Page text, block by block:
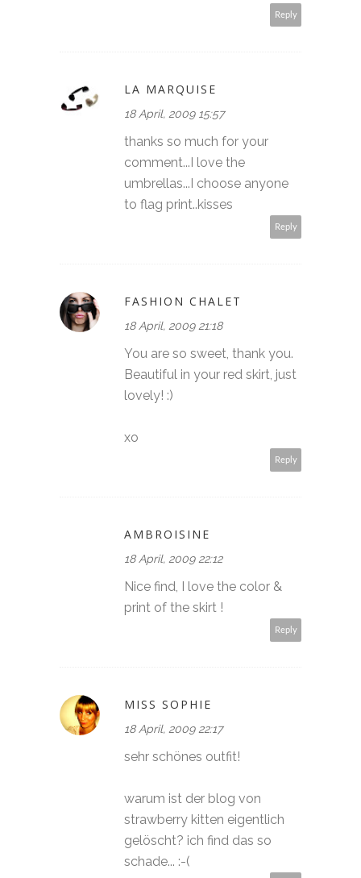
Reply
LA MARQUISE
18 April, 2009 15:57
thanks so much for your
comment...I love the
umbrellas...I choose anyone
to flag print..kisses
Reply
FASHION CHALET
18 April, 2009 21:18
You are so sweet, thank you.
Beautiful in your red skirt, just
lovely! :)
xo
Reply
AMBROISINE
18 April, 2009 22:12
Nice find, I love the color &
print of the skirt !
Reply
MISS SOPHIE
18 April, 2009 22:17
sehr schönes outfit!
warum ist der blog von
strawberry kitten eigentlich
gelöscht? ich find das so
schade... :-(